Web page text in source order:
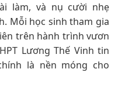
làm, và nụ cười nhẹ
Mỗi học sinh tham gia
trên hành trình vươn
Lương Thế Vinh tin
là nền móng cho